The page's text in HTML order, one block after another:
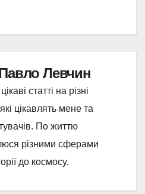
Левчин
статті на різні
цікавлять мене та
По життю
різними сферами
до космосу.